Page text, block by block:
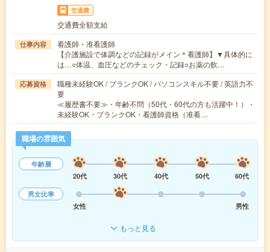
交通費
交通費全額支給
仕事内容
看護師・准看護師
【介護施設で体調などの記録がメイン＊看護師】▼具体的に
は…○体温、血圧などのチェック・記録○お薬の飲…
応募資格
職種未経験OK / ブランクOK / パソコンスキル不要 / 英語力不
要
≪履歴書不要≫・年齢不問（50代・60代の方も活躍中！）・
未経験OK・ブランクOK・看護師資格（准看…
職場の雰囲気
年齢層
20代
30代 40代 50代
60代
男女比率
女性
男性
もっと見る